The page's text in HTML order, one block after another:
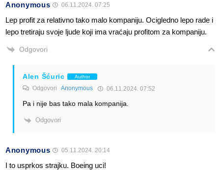
Anonymous 06.11.2024. 07:25
Lep profit za relativno tako malo kompaniju. Ocigledno lepo rade i
lepo tretiraju svoje ljude koji ima vraćaju profitom za kompaniju.
Odgovori
Alen Šćuric Author
Odgovori Anonymous 06.11.2024. 07:52
Pa i nije bas tako mala kompanija.
Odgovori
Anonymous 05.11.2024. 20:14
I to usprkos strajku. Boeing uci!